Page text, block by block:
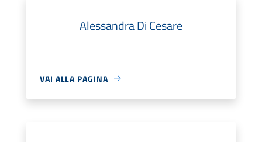
Alessandra Di Cesare
VAI ALLA PAGINA